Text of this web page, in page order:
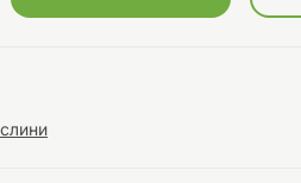
Інструменти для
Домашній затишок